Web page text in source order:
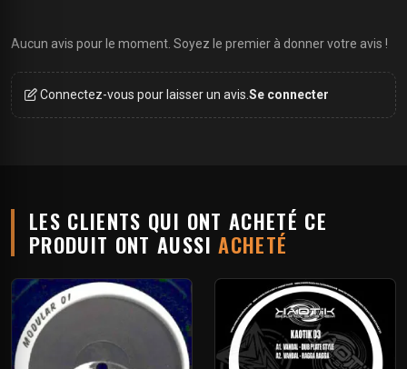
Aucun avis pour le moment. Soyez le premier à donner votre avis !
Connectez-vous pour laisser un avis. Se connecter
LES CLIENTS QUI ONT ACHETÉ CE
PRODUIT ONT AUSSIACHETÉ